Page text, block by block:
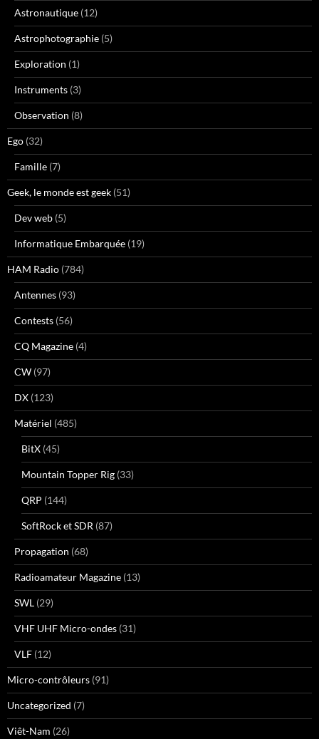
Astronautique (12)
Astrophotographie (5)
Exploration (1)
Instruments (3)
Observation (8)
Ego (32)
Famille (7)
Geek, le monde est geek (51)
Dev web (5)
Informatique Embarquée (19)
HAM Radio (784)
Antennes (93)
Contests (56)
CQ Magazine (4)
CW (97)
DX (123)
Matériel (485)
BitX (45)
Mountain Topper Rig (33)
QRP (144)
SoftRock et SDR (87)
Propagation (68)
Radioamateur Magazine (13)
SWL (29)
VHF UHF Micro-ondes (31)
VLF (12)
Micro-contrôleurs (91)
Uncategorized (7)
Viêt-Nam (26)